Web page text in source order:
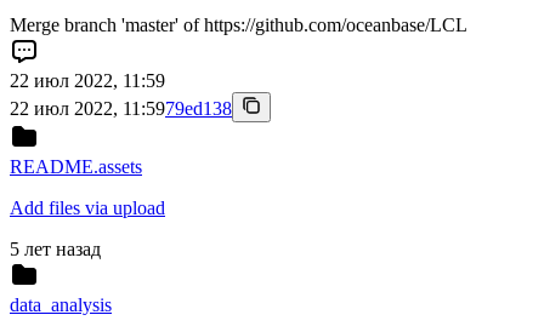
Merge branch 'master' of https://github.com/oceanbase/LCL
22 июл 2022, 11:59
22 июл 2022, 11:5979ed138
README.assets
Add files via upload
5 лет назад
data_analysis